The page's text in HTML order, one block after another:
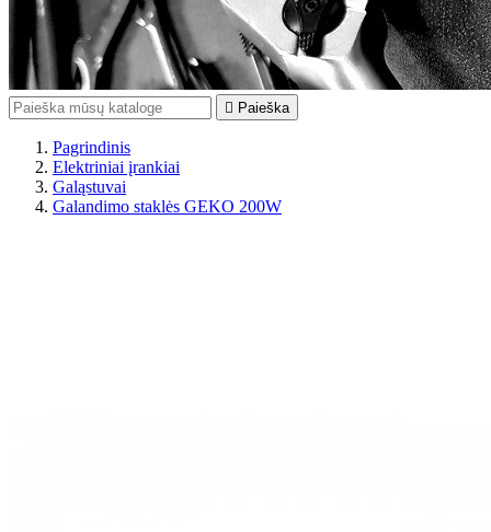
 Paieška
Pagrindinis
Elektriniai įrankiai
Galąstuvai
Galandimo staklės GEKO 200W